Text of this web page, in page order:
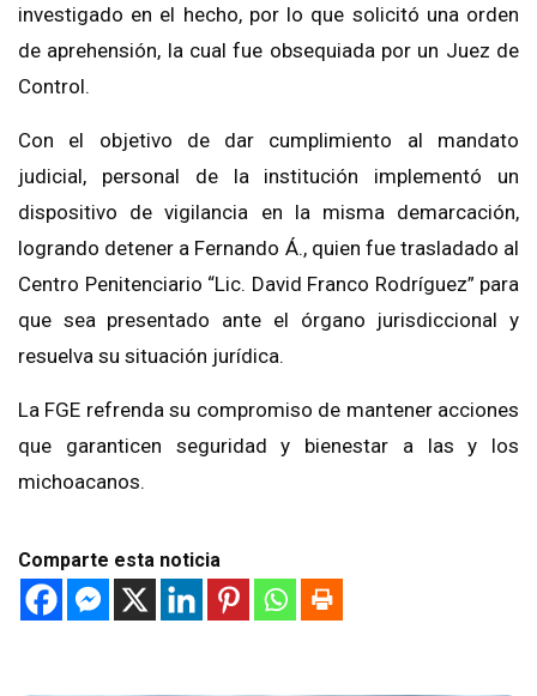
investigado en el hecho, por lo que solicitó una orden
de aprehensión, la cual fue obsequiada por un Juez de
Control.
Con el objetivo de dar cumplimiento al mandato
judicial, personal de la institución implementó un
dispositivo de vigilancia en la misma demarcación,
logrando detener a Fernando Á., quien fue trasladado al
Centro Penitenciario “Lic. David Franco Rodríguez” para
que sea presentado ante el órgano jurisdiccional y
resuelva su situación jurídica.
La FGE refrenda su compromiso de mantener acciones
que garanticen seguridad y bienestar a las y los
michoacanos.
Comparte esta noticia